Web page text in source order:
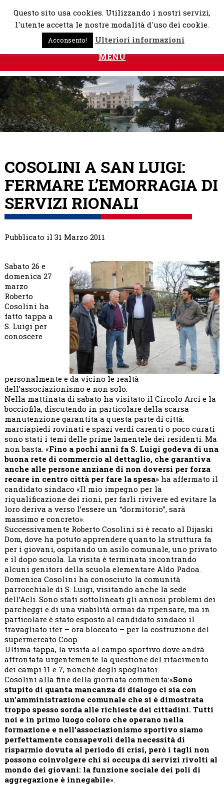
Skip
MENU
COSOLINI A SAN LUIGI:
FERMARE L’EMORRAGIA DI
SERVIZI RIONALI
Pubblicato il 31 Marzo 2011
Sabato 26 e
domenica 27
marzo
Roberto
Cosolini ha
fatto tappa a
S. Luigi per
conoscere
personalmente e da vicino le realtà
dell’associazionismo e non solo.
Nella mattinata di sabato ha visitato il Circolo Arci e la
bocciofila, discutendo in particolare della scarsa
manutenzione garantita a questa parte di città:
marciapiedi rovinati e spazi verdi carenti o poco curati
sono stati i temi delle prime lamentele dei residenti. Ma
non basta. «Fino a pochi anni fa S. Luigi godeva di una
buona rete di commercio al dettaglio, che garantiva
anche alle persone anziane di non doversi per forza
recare in centro città per fare la spesa» ha affermato il
candidato sindaco «Il mio impegno per la
riqualificazione dei rioni, per farli rivivere ed evitare la
loro deriva a verso l’essere un “dormitorio”, sarà
massimo e concreto».
Successivamente Roberto Cosolini si è recato al Dijaski
Dom, dove ha potuto apprendere quanto la struttura fa
per i giovani, ospitando un asilo comunale, uno privato
e il dopo scuola. La visita è terminata incontrando
alcuni genitori della scuola elementare Aldo Padoa.
Domenica Cosolini ha conosciuto la comunità
parrocchiale di S. Luigi, visitando anche la sede
dell’Acli. Sono stati sottolineati gli annosi problemi dei
parcheggi e di una viabilità ormai da ripensare, ma in
particolare è stato esposto al candidato sindaco il
travagliato iter – ora bloccato – per la costruzione del
supermercato Coop.
Ultima tappa, la visita al campo sportivo dove andrà
affrontata urgentemente la questione del rifacimento
dei campi 11 e 7, nonché degli spogliatoi.
Cosolini alla fine della giornata commenta:«Sono
stupito di quanta mancanza di dialogo ci sia con
un’amministrazione comunale che si è dimostrata
troppo spesso sorda alle richieste dei cittadini. Tutti
noi e in primo luogo coloro che operano nella
formazione e nell’associazionismo sportivo siamo
perfettamente consapevoli della necessità di
risparmio dovuta al periodo di crisi, però i tagli non
possono coinvolgere chi si occupa di servizi rivolti al
mondo dei giovani: la funzione sociale dei poli di
aggregazione è innegabile».
Questo sito usa cookies. Utilizzando i nostri servizi,
l'utente accetta le nostre modalità d'uso dei cookie.
Acconsento! Ulteriori informazioni